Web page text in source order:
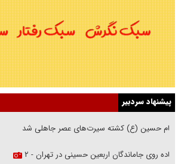
پیشنهاد سردبیر
امام حسین (ع) کشته سیرت‌های عصر جاهلی شد
پیاده روی جاماندگان اربعین حسینی در تهران - ۲